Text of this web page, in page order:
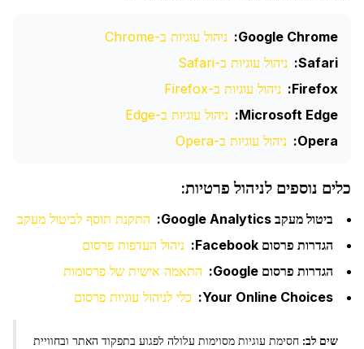
Google Chrome:
ניהול עוגיות ב-Chrome
Safari:
ניהול עוגיות ב-Safari
Firefox:
ניהול עוגיות ב-Firefox
Microsoft Edge:
ניהול עוגיות ב-Edge
Opera:
ניהול עוגיות ב-Opera
כלים נוספים לניהול פרטיות:
ביטול מעקב Google Analytics:
התקנת תוסף לביטול מעקב
הגדרות פרסום Facebook:
ניהול העדפות פרסום
הגדרות פרסום Google:
התאמה אישית של פרסומות
Your Online Choices:
כלי לניהול עוגיות פרסום
שים לב: חסימת עוגיות מסוימות עלולה לפגוע בתפקוד האתר ובחוויית